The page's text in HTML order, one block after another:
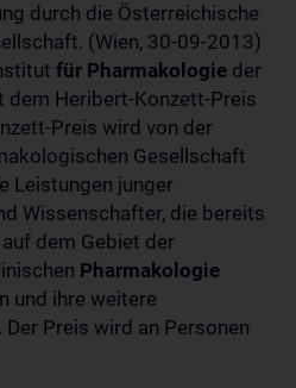
durch die Österreichische
(Wien, 30-09-2013)
für Pharmakologie der
dem Heribert-Konzett-Preis
Preis wird von der
Gesellschaft
Leistungen junger
Wissenschafter, die bereits
dem Gebiet der
Pharmakologie
und ihre weitere
Preis wird an Personen